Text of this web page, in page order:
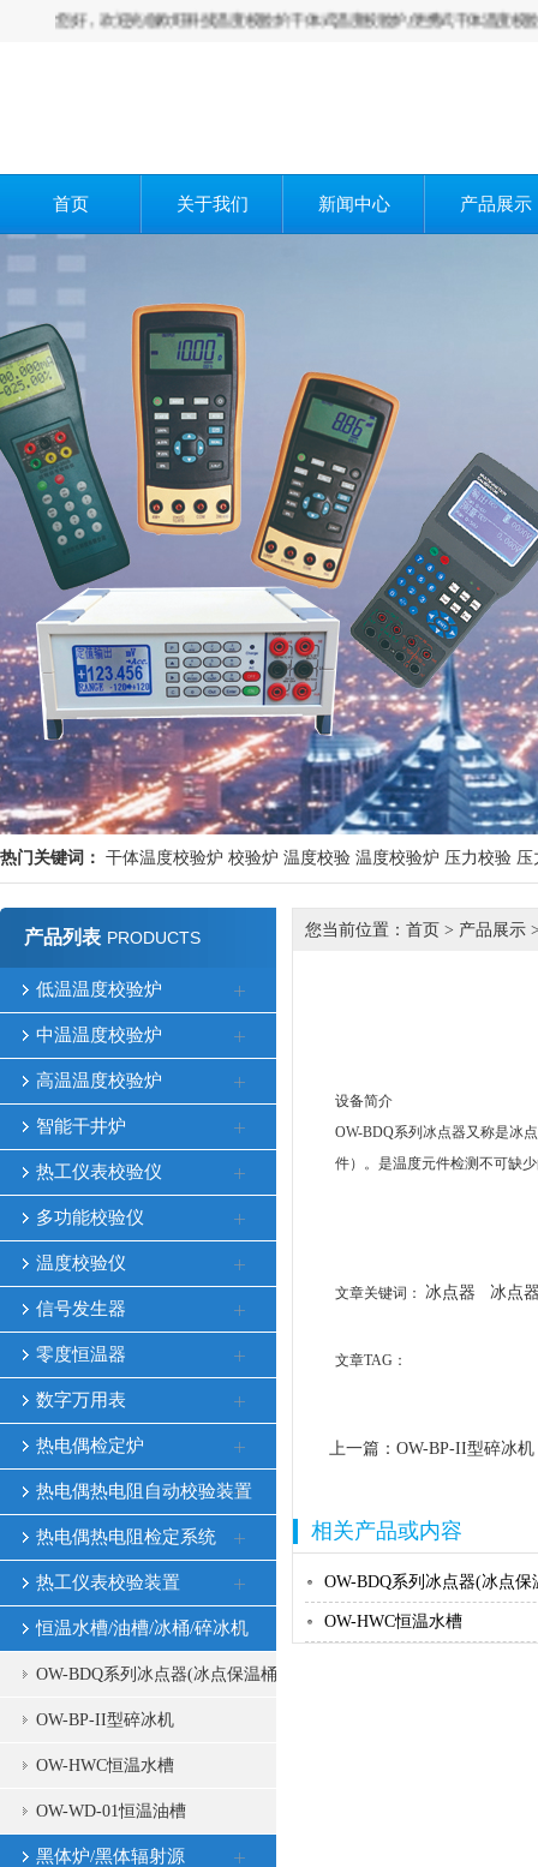
您好，欢迎光临欧旺科技温度校验炉,干体式温度校验炉,便携式干体温度校验炉,热
首页 关于我们 新闻中心 产品展示
热门关键词： 干体温度校验炉 校验炉 温度校验 温度校验炉 压力校验 压
产品列表 PRODUCTS
低温温度校验炉
中温温度校验炉
高温温度校验炉
智能干井炉
热工仪表校验仪
多功能校验仪
温度校验仪
信号发生器
零度恒温器
数字万用表
热电偶检定炉
热电偶热电阻自动校验装置
热电偶热电阻检定系统
热工仪表校验装置
恒温水槽/油槽/冰桶/碎冰机
OW-BDQ系列冰点器(冰点保温桶)
OW-BP-II型碎冰机
OW-HWC恒温水槽
OW-WD-01恒温油槽
黑体炉/黑体辐射源
您当前位置： 首页 > 产品展示
设备简介
OW-BDQ系列冰点器又称是冰
件）。是温度元件检测不可缺
文章关键词： 冰点器 冰点
文章TAG：
上一篇： OW-BP-II型碎冰机
相关产品或内容
OW-BDQ系列冰点器(冰点保
OW-HWC恒温水槽